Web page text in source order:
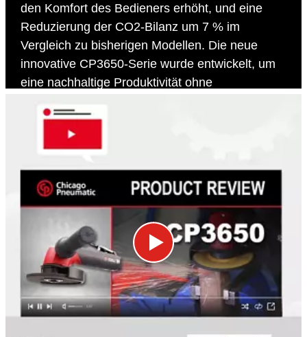
den Komfort des Bedieners erhöht, und eine
Reduzierung der CO2-Bilanz um 7 % im
Vergleich zu bisherigen Modellen. Die neue
innovative CP3650-Serie wurde entwickelt, um
eine nachhaltige Produktivität ohne
Wohlbefinden des Nutzers zu gewährleisten.